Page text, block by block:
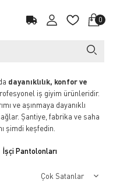
0
dayanıklılık, konfor ve
iş giyim ürünleridir.
ve aşınmaya dayanıklı
Şantiye, fabrika ve saha
şimdi keşfedin.
Buluştuğu Nokta
maksimum performans ve
tasarımıyla çalışanların
İşçi Pantolonları